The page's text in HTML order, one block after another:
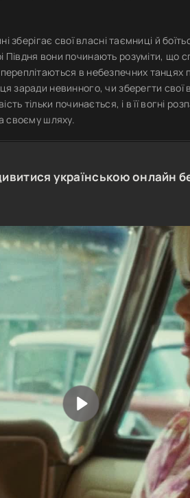
зберігає свої власні таємниці й
Півдня вони починають розуміти, що
в небезпечних танцях
заради невинного, чи зберегти свої
тільки починається, і в її вогні
своєму шляху.
українською онлайн